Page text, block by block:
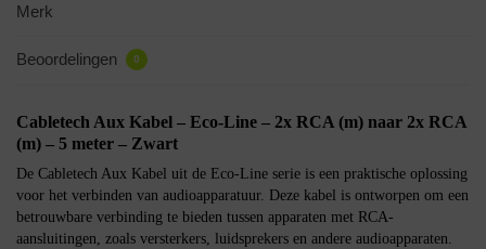
Merk
Beoordelingen 0
Cabletech Aux Kabel – Eco-Line – 2x RCA (m) naar 2x RCA
(m) – 5 meter – Zwart
De Cabletech Aux Kabel uit de Eco-Line serie is een praktische oplossing
voor het verbinden van audioapparatuur. Deze kabel is ontworpen om een
betrouwbare verbinding te bieden tussen apparaten met RCA-
aansluitingen, zoals versterkers, luidsprekers en andere audioapparaten.